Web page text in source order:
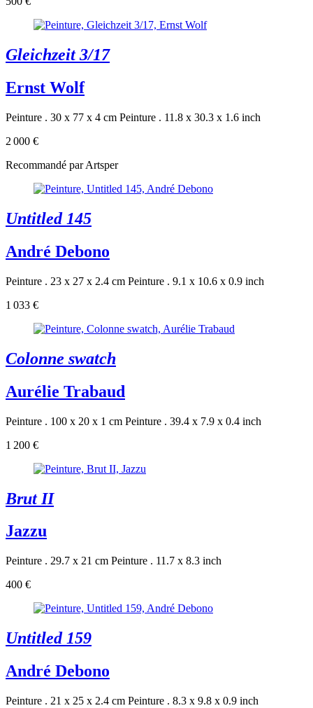
Gleichzeit 3/17
Ernst Wolf
Peinture . 30 x 77 x 4 cm Peinture . 11.8 x 30.3 x 1.6 inch
2 000 €
Recommandé par Artsper
Untitled 145
André Debono
Peinture . 23 x 27 x 2.4 cm Peinture . 9.1 x 10.6 x 0.9 inch
1 033 €
Colonne swatch
Aurélie Trabaud
Peinture . 100 x 20 x 1 cm Peinture . 39.4 x 7.9 x 0.4 inch
1 200 €
Brut II
Jazzu
Peinture . 29.7 x 21 cm Peinture . 11.7 x 8.3 inch
400 €
Untitled 159
André Debono
Peinture . 21 x 25 x 2.4 cm Peinture . 8.3 x 9.8 x 0.9 inch